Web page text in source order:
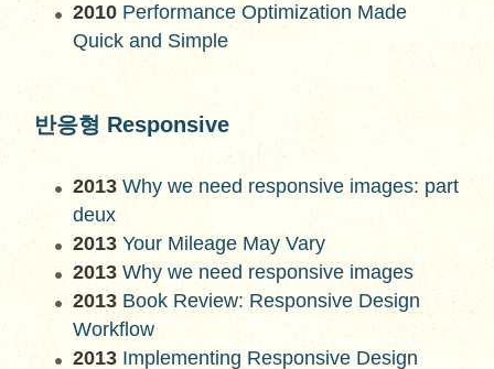
2010 Performance Optimization Made
Quick and Simple
반응형 Responsive
2013 Why we need responsive images: part
deux
2013 Your Mileage May Vary
2013 Why we need responsive images
2013 Book Review: Responsive Design
Workflow
2013 Implementing Responsive Design